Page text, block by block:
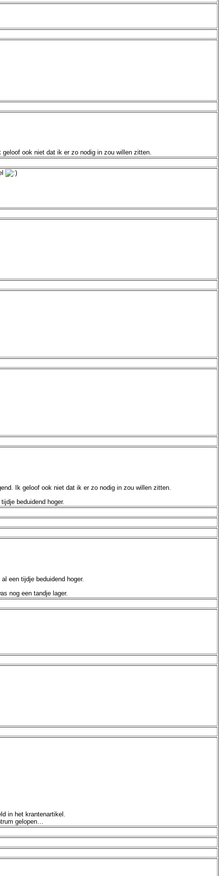
ook niet dat ik er zo nodig in zou willen zitten.
Ik geloof ook niet dat ik er zo nodig in zou willen zitten.
beduidend hoger.
een tijdje beduidend hoger.
nog een tandje lager.
in het krantenartikel.
gelopen…